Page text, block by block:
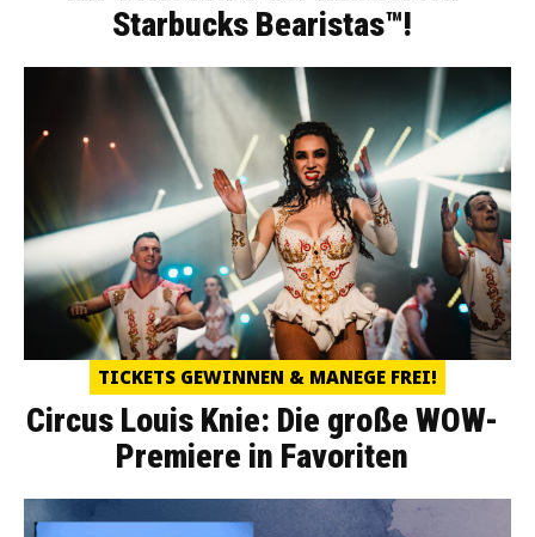
Starbucks Bearistas™!
TICKETS GEWINNEN & MANEGE FREI!
Circus Louis Knie: Die große WOW-
Premiere in Favoriten